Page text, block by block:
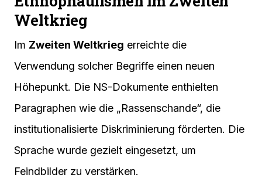
Weltkrieg
Im Zweiten Weltkrieg erreichte die
Verwendung solcher Begriffe einen neuen
Höhepunkt. Die NS-Dokumente enthielten
Paragraphen wie die „Rassenschande“, die
institutionalisierte Diskriminierung förderten. Die
Sprache wurde gezielt eingesetzt, um
Feindbilder zu verstärken.